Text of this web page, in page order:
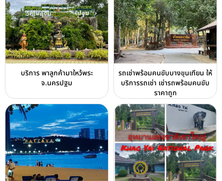
บริการ พาลูกค้ามาใหว้พระ
จ.นครปฐม
รถเช่าพร้อมคนขับบางขุนเทียน ให้
บริการรถเช่า เช่ารถพร้อมคนขับ
ราคาถูก